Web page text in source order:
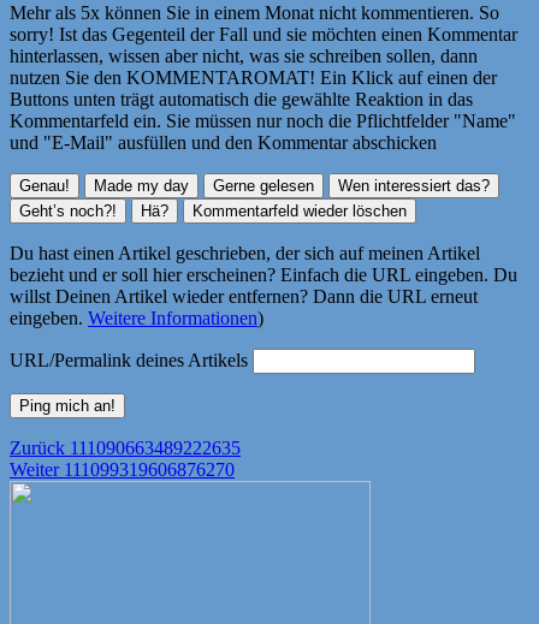
Mehr als 5x können Sie in einem Monat nicht kommentieren. So
sorry! Ist das Gegenteil der Fall und sie möchten einen Kommentar
hinterlassen, wissen aber nicht, was sie schreiben sollen, dann
nutzen Sie den KOMMENTAROMAT! Ein Klick auf einen der
Buttons unten trägt automatisch die gewählte Reaktion in das
Kommentarfeld ein. Sie müssen nur noch die Pflichtfelder "Name"
und "E-Mail" ausfüllen und den Kommentar abschicken
Du hast einen Artikel geschrieben, der sich auf meinen Artikel
bezieht und er soll hier erscheinen? Einfach die URL eingeben. Du
willst Deinen Artikel wieder entfernen? Dann die URL erneut
eingeben. Weitere Informationen)
URL/Permalink deines Artikels
Beitragsnavigation
Zurück Vorheriger
Beitrag:
111090663489222635
Weiter Nächster
111099319606876270